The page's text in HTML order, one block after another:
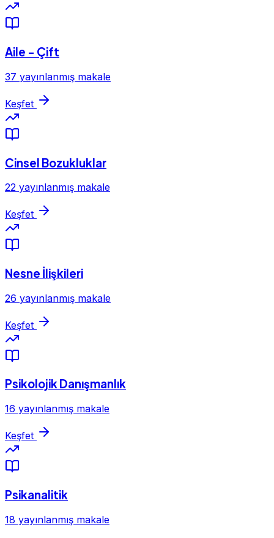
Aile - Çift
37 yayınlanmış makale
Keşfet
Cinsel Bozukluklar
22 yayınlanmış makale
Keşfet
Nesne İlişkileri
26 yayınlanmış makale
Keşfet
Psikolojik Danışmanlık
16 yayınlanmış makale
Keşfet
Psikanalitik
18 yayınlanmış makale